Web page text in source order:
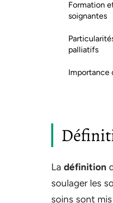
Formation
soignantes
palliatifs
Importance
La définition
soulager les
soins sont